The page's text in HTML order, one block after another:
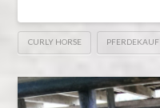
CURLY HORSE PFERDEKAUF